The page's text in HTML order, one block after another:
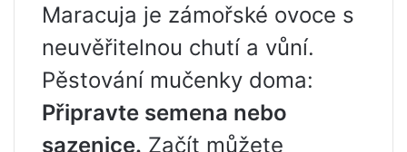
Maracuja je zámořské ovoce s
neuvěřitelnou chutí a vůní.
Pěstování mučenky doma:
Připravte semena nebo
sazenice. Začít můžete